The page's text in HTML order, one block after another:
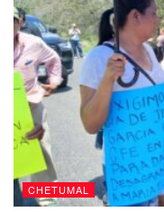
CHETUMAL